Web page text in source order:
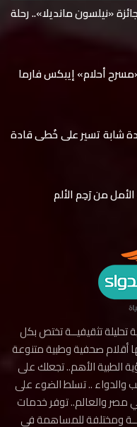
«نيلسون مانديلا».. رحلة
أحلام» إيبكس فارما
شابة تسير على خُطى قادة
من رَحِم الألم
تثقيفيــة تختص بكل
أقلام صحفية وطبية متنوعة
الطبية الأهم.. تجعلك على
والدواء .. تسلط الضوء على
مصر والعالم.. توفر خدمات
ومختلفة للمساهمة في